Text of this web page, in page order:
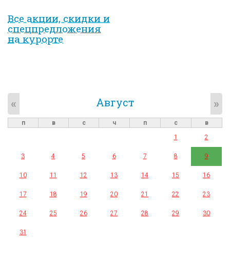
Все акции, скидки и
спец­предложе­ния
на курорте
Август
« »
п в с ч п с
в
1
2
3 4 5 6 7 8 9
10 11 12 13 14 15 16
17 18 19 20 21 22 23
24 25 26 27 28 29 30
31